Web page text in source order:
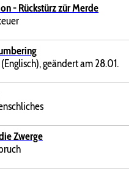
- Rückstürz zür Merde
geändert am 28.01.
Zwerge